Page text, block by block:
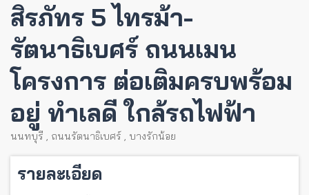
สิรภัทร 5 ไทรม้า-
รัตนาธิเบศร์ ถนนเมน
โครงการ ต่อเติมครบพร้อม
อยู่ ทำเลดี ใกล้รถไฟฟ้า
นนทบุรี , ถนนรัตนาธิเบศร์ , บางรักน้อย
รายละเอียด